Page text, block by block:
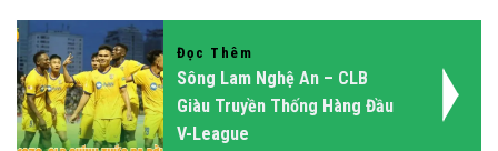
Đọc Thêm
Sông Lam Nghệ An – CLB
Giàu Truyền Thống Hàng Đầu
V-League